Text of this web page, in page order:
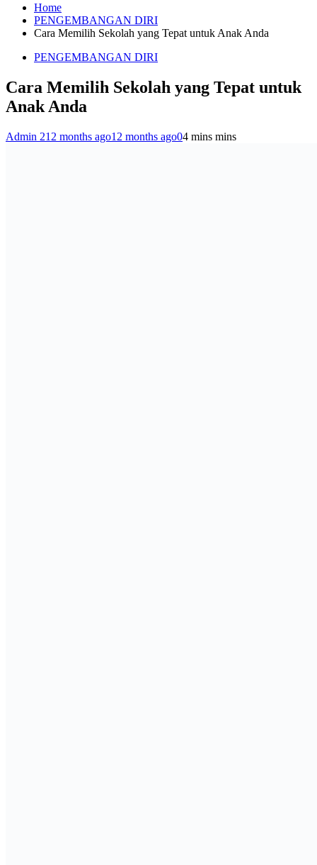
Home
PENGEMBANGAN DIRI
Cara Memilih Sekolah yang Tepat untuk Anak Anda
PENGEMBANGAN DIRI
Cara Memilih Sekolah yang Tepat untuk
Anak Anda
Admin 212 months ago12 months ago04 mins mins